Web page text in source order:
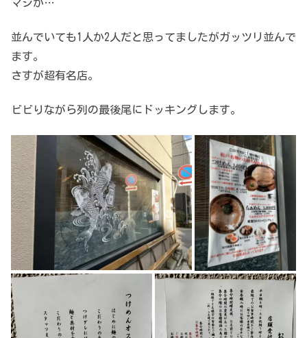
マジか…
並んでいても1人か2人だと思ってましたがガッツリ並んで
ます。
さすが超有名店。
ビビりながら列の最後尾にドッキングします。